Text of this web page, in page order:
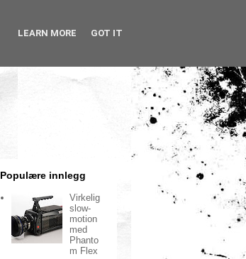
Populære innlegg
Virkelig
slow-
motion
med
Phanto
m Flex
LEARN MORE GOT IT